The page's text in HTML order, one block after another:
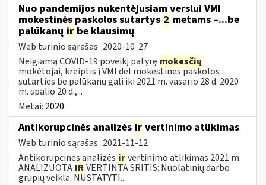
Nuo pandemijos nukentėjusiam verslui VMI
mokestinės paskolos sutartys 2 metams –...be
palūkanų ir be klausimų
Web turinio sąrašas 2020-10-27
Neigiamą COVID-19 poveikį patyrę mokesčių
mokėtojai, kreiptis į VMI dėl mokestinės paskolos
sutarties be palūkanų gali iki 2021 m. vasario 28 d. 2020
m. spalio 20 d.,...
Metai: 2020
Antikorupcinės analizės ir vertinimo atlikimas
Web turinio sąrašas 2021-11-12
Antikorupcinės analizės irvertinimo atlikimas 2021 m.
ANALIZUOTA IRVERTINTA SRITIS: Nuolatinių darbo
grupių veikla. NUSTATYTI...